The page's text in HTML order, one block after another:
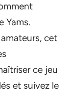
Yams.
cet
ce jeu
et suivez le